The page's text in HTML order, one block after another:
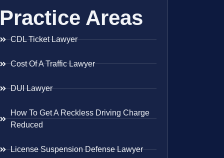
Practice Areas
CDL Ticket Lawyer
Cost Of A Traffic Lawyer
DUI Lawyer
How To Get A Reckless Driving Charge
Reduced
License Suspension Defense Lawyer